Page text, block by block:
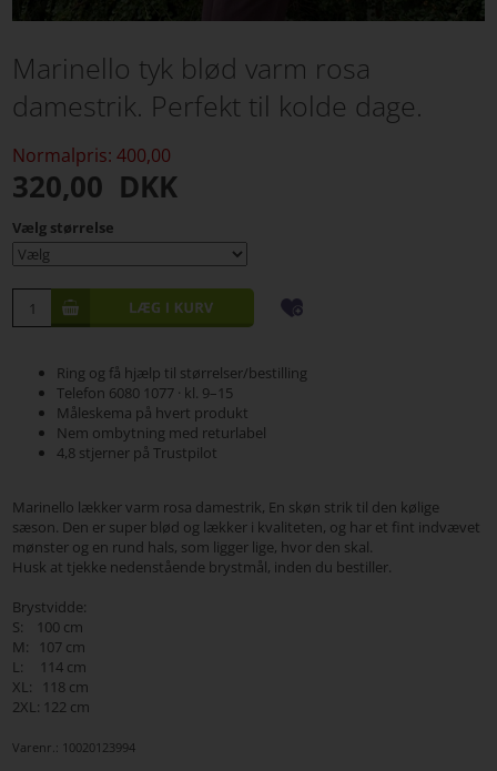
Marinello tyk blød varm rosa
damestrik. Perfekt til kolde dage.
Normalpris: 400,00
320,00 DKK
Vælg størrelse
Ring og få hjælp til størrelser/bestilling
Telefon 6080 1077 · kl. 9–15
Måleskema på hvert produkt
Nem ombytning med returlabel
4,8 stjerner på Trustpilot
Marinello lækker varm rosa damestrik, En skøn strik til den kølige
sæson. Den er super blød og lækker i kvaliteten, og har et fint indvævet
mønster og en rund hals, som ligger lige, hvor den skal.
Husk at tjekke nedenstående brystmål, inden du bestiller.
Brystvidde:
S: 100 cm
M: 107 cm
L: 114 cm
XL: 118 cm
2XL: 122 cm
Varenr.: 10020123994